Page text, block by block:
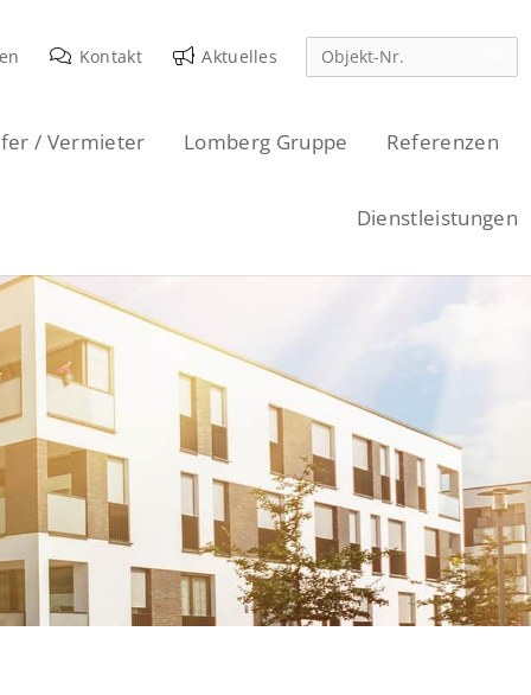
Kontakt Aktuelles
/ Vermieter Lomberg Gruppe Referenzen
Dienstleistungen